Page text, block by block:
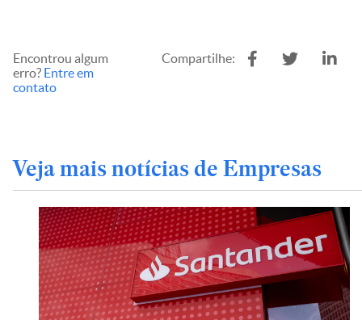
Encontrou algum
erro? Entre em
contato
Compartilhe:
Veja mais notícias de Empresas